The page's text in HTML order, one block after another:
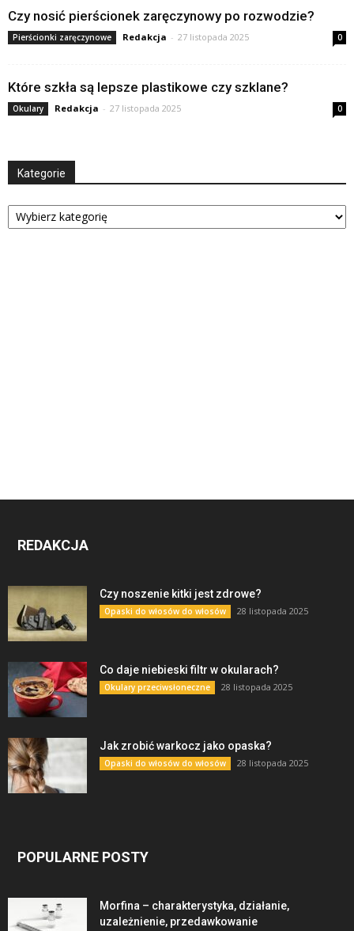
Czy nosić pierścionek zaręczynowy po rozwodzie?
Pierścionki zaręczynowe Redakcja - 27 listopada 2025 0
Które szkła są lepsze plastikowe czy szklane?
Okulary Redakcja - 27 listopada 2025 0
Kategorie
Kategorie
REDAKCJA
Czy noszenie kitki jest zdrowe?
Opaski do włosów do włosów 28 listopada 2025
Co daje niebieski filtr w okularach?
Okulary przeciwsłoneczne 28 listopada 2025
Jak zrobić warkocz jako opaska?
Opaski do włosów do włosów 28 listopada 2025
POPULARNE POSTY
Morfina – charakterystyka, działanie,
uzależnienie, przedawkowanie